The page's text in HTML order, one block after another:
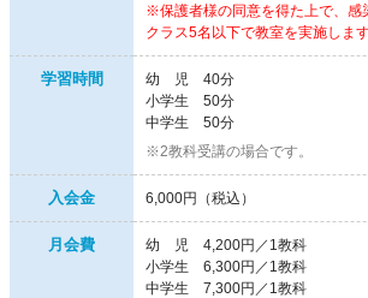
※保護者様の同意を得た上で、感
クラス5名以下で教室を実施します
学習時間
幼 児 40分
小学生 50分
中学生 50分
※2教科受講の場合です。
入会金 6,000円（税込）
月会費
幼 児 4,200円／1教科
小学生 6,300円／1教科
中学生 7,300円／1教科